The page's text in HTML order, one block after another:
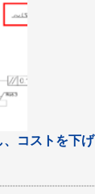
コストを下げ